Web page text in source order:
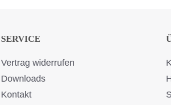
SERVICE
Vertrag widerrufen
Downloads
Kontakt